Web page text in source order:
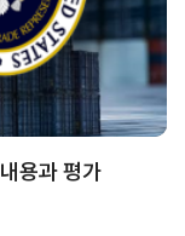
용과 평가